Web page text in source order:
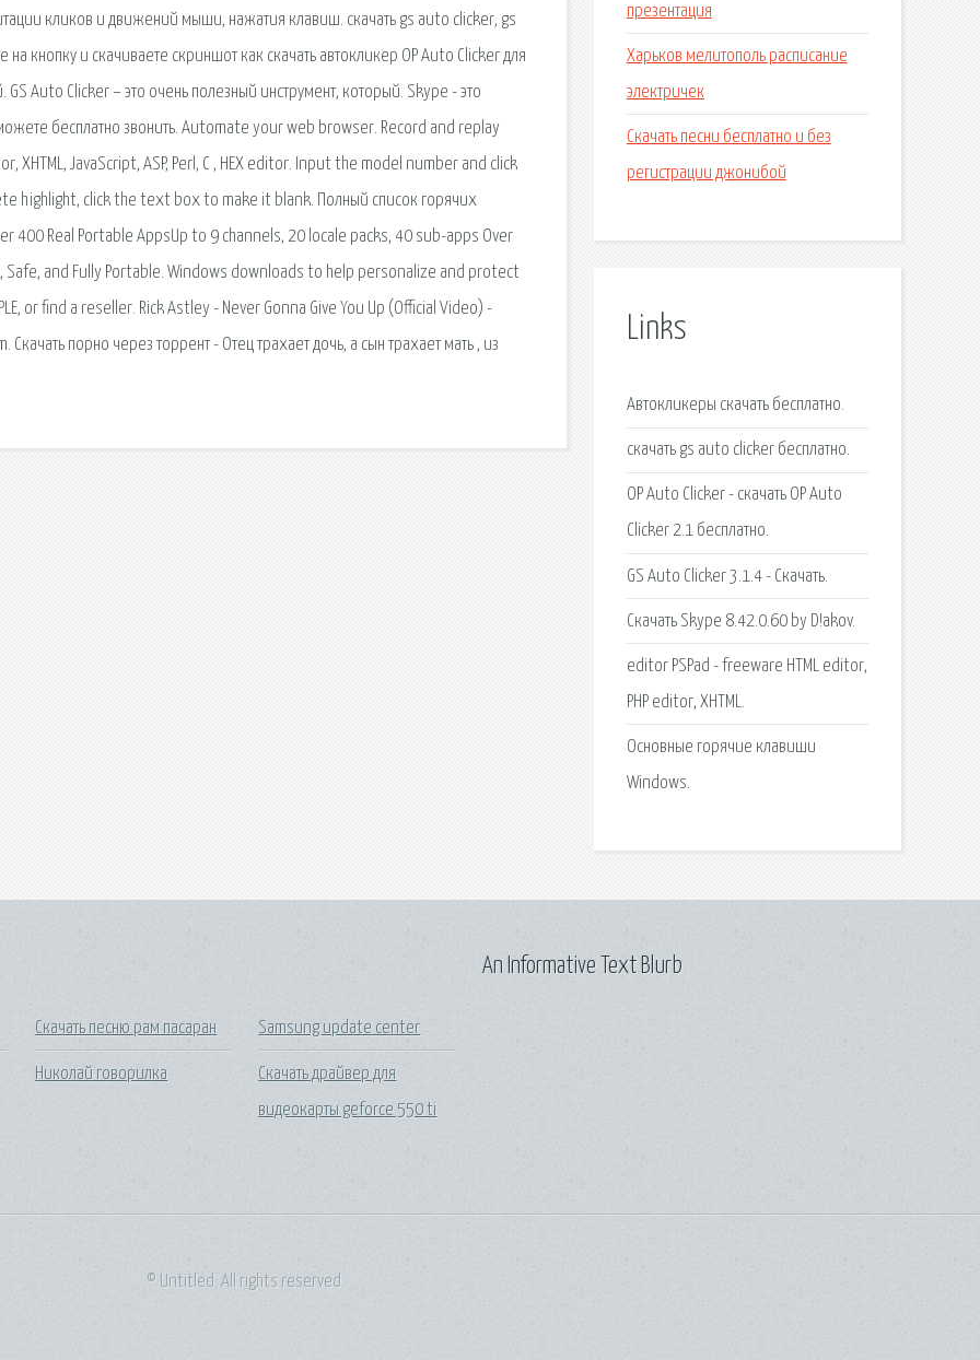
кликов и движений мыши, нажатия клавиш. скачать gs auto clicker, gs
кнопку и скачиваете скриншот как скачать автокликер OP Auto Clicker для
Auto Clicker – это очень полезный инструмент, который. Skype - это
бесплатно звонить. Automate your web browser. Record and replay
JavaScript, ASP, Perl, C , HEX editor. Input the model number and click
highlight, click the text box to make it blank. Полный список горячих
400 Real Portable AppsUp to 9 channels, 20 locale packs, 40 sub-apps Over
Safe, and Fully Portable. Windows downloads to help personalize and protect
or find a reseller. Rick Astley - Never Gonna Give You Up (Official Video) -
порно через торрент - Отец трахает дочь, а сын трахает мать , из
презентация
Харьков мелитополь расписание
электричек
Скачать песни бесплатно и без
регистрации джонибой
Links
Автокликеры скачать бесплатно.
скачать gs auto clicker бесплатно.
OP Auto Clicker - скачать OP Auto
Clicker 2.1 бесплатно.
GS Auto Clicker 3.1.4 - Скачать.
Скачать Skype 8.42.0.60 by D!akov.
editor PSPad - freeware HTML editor,
PHP editor, XHTML.
Основные горячие клавиши
Windows.
Скачать песню рам пасаран
Николай говорилка
Samsung update center
Скачать драйвер для
видеокарты geforce 550 ti
An Informative Text Blurb
© Untitled. All rights reserved.